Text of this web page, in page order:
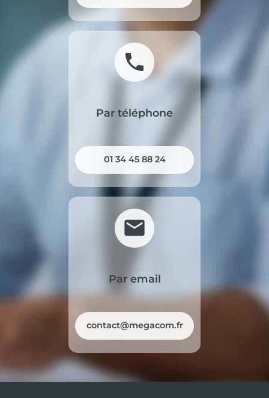
phone
Par téléphone
01 34 45 88 24
mail
Par email
contact@megacom.fr